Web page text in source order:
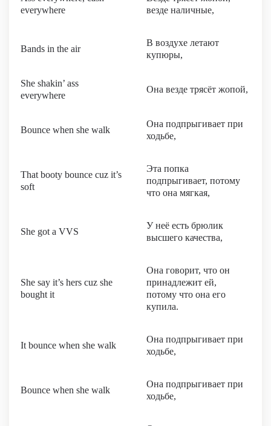
everywhere
везде наличные,
Bands in the air
В воздухе летают
купюры,
She shakin’ ass
everywhere
Она везде трясёт жопой,
Bounce when she walk
Она подпрыгивает при
ходьбе,
That booty bounce cuz it’s
soft
Эта попка
подпрыгивает, потому
что она мягкая,
She got a VVS
У неё есть брюлик
высшего качества,
She say it’s hers cuz she
bought it
Она говорит, что он
принадлежит ей,
потому что она его
купила.
It bounce when she walk
Она подпрыгивает при
ходьбе,
Bounce when she walk
Она подпрыгивает при
ходьбе,